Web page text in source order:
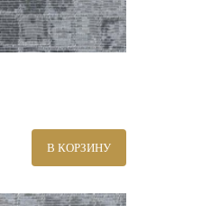
В КОРЗИНУ